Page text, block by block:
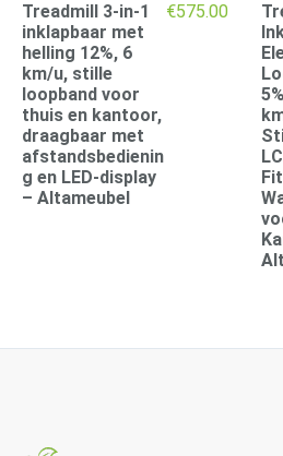
Treadmill 3-in-1
inklapbaar met
helling 12%, 6
km/u, stille
loopband voor
thuis en kantoor,
draagbaar met
afstandsbedienin
g en LED-display
– Altameubel
€575.00